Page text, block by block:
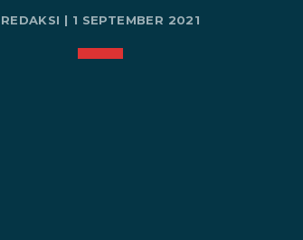
REDAKSI | 1 SEPTEMBER 2021